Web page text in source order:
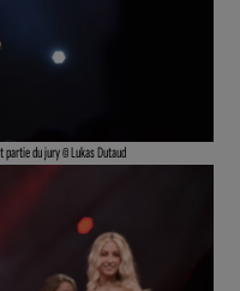
du jury © Lukas Dutaud